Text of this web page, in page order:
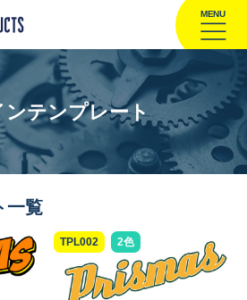
MENU
ンテンプレート
一覧
TPL002 2色